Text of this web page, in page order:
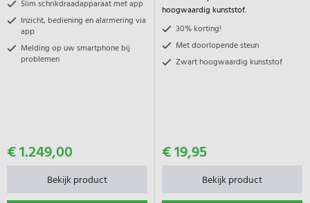
Slim schrikdraadapparaat met app
Inzicht, bediening en alarmering via
app
Melding op uw smartphone bij
problemen
€ 1.249,00
Bekijk product
hoogwaardig kunststof.
30% korting!
Met doorlopende steun
Zwart hoogwaardig kunststof
€ 19,95
Bekijk product